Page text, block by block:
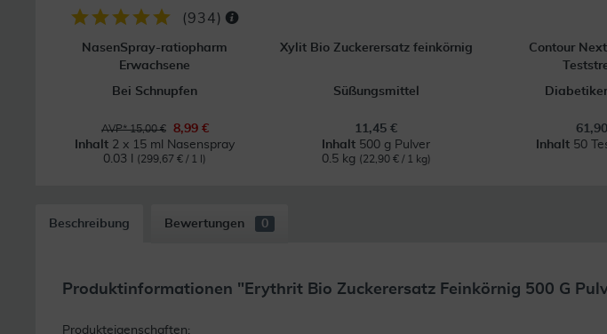
(934)
NasenSpray-ratiopharm
Erwachsene
Bei Schnupfen
AVP* 15,00 €
8,99 €
Inhalt 2 x 15 ml Nasenspray
0.03 l
(299,67 € / 1 l)
Xylit Bio Zuckerersatz feinkörnig
Süßungsmittel
11,45 €
Inhalt 500 g Pulver
0.5 kg (22,90 € / 1 kg)
Contour
Inhalt 50
Beschreibung Bewertungen 0
Produktinformationen "Erythrit Bio Zuckerersatz Feinkörnig 500 G
Produkteigenschaften: